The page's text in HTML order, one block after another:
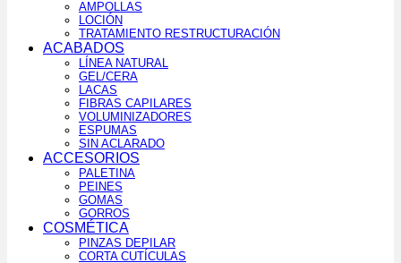
AMPOLLAS
LOCIÓN
TRATAMIENTO RESTRUCTURACIÓN
ACABADOS
LÍNEA NATURAL
GEL/CERA
LACAS
FIBRAS CAPILARES
VOLUMINIZADORES
ESPUMAS
SIN ACLARADO
ACCESORIOS
PALETINA
PEINES
GOMAS
GORROS
COSMÉTICA
PINZAS DEPILAR
CORTA CUTÍCULAS